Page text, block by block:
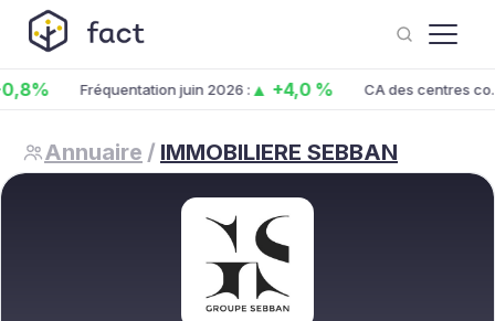
Fréquentation juin 2026 :▲ +4,0 % CA des centres co. juin
Annuaire / IMMOBILIERE SEBBAN